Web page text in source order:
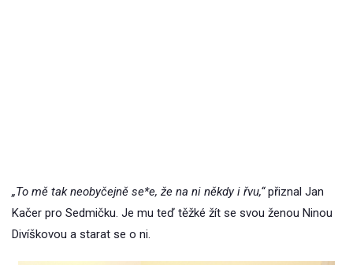
„To mě tak neobyčejně se*e, že na ni někdy i řvu,“přiznal Jan
Kačer pro Sedmičku. Je mu teď těžké žít se svou ženou Ninou
Divíškovou a starat se o ni.